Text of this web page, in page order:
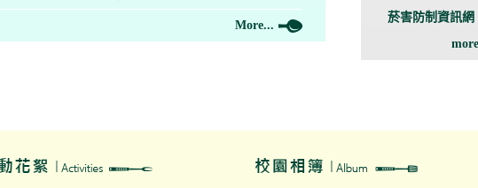
More...
服務中心
菸害防制資訊網
more